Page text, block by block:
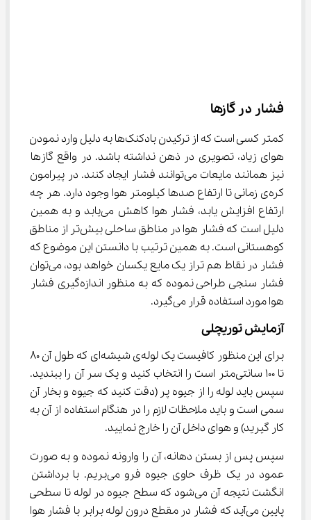
فشار در گازها
کمتر کسی است که از ترکیدن بادکنک‌ها به دلیل وارد نمودن
هوای زیاد، تصویری در ذهن نداشته باشد. در واقع گاز‌ها
نیز همانند مایعات می‌توانند فشار ایجاد کنند. در پیرامون
کره‌ی زمانی تا ارتفاع صد‌ها کیلومتر هوا وجود دارد. هر چه
ارتفاع افزایش یابد، فشار هوا کاهش می‌یابد و به همین
دلیل است که فشار هوا در مناطق ساحلی بیش‌تر از مناطق
کوهستانی است. به همین ترتیب با دانستن این موضوع که
فشار در نقاط هم تراز یک مایع یکسان خواهد بود، می‌توان
فشار سنجی طراحی نموده که به منظور اندازه‌گیری فشار
هوا مورد استفاده قرار می‌گیرد.
آزمایش توریچلی
تا 100 سانتی‌متر است را انتخاب کنید و یک سر آن را ببندید.
سپس باید لوله را از جیوه پر (دقت کنید که جیوه و بخار آن
سمی است و باید ملاحظات لازم را در هنگام استفاده از آن به
کار گیرید) و هوای داخل آن را خارج نمایید.
سپس پس از بستن دهانه، آن را وارونه نموده و به صورت
عمود در یک ظرف حاوی جیوه فرو می‌بریم. با برداشتن
انگشت نتیجه آن می‌شود که سطح جیوه در لوله تا سطحی
پایین می‌آید که فشار در مقطع درون لوله برابر با فشار هوا